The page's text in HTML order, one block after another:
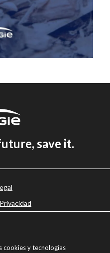
save it.
cookies y tecnologías